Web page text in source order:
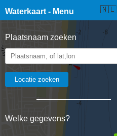
Waterkaart - Menu
Plaatsnaam zoeken
Welke gegevens?
☰ Waterkaart Live 🇳🇱